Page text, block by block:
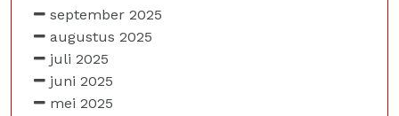
september 2025
augustus 2025
juli 2025
juni 2025
mei 2025